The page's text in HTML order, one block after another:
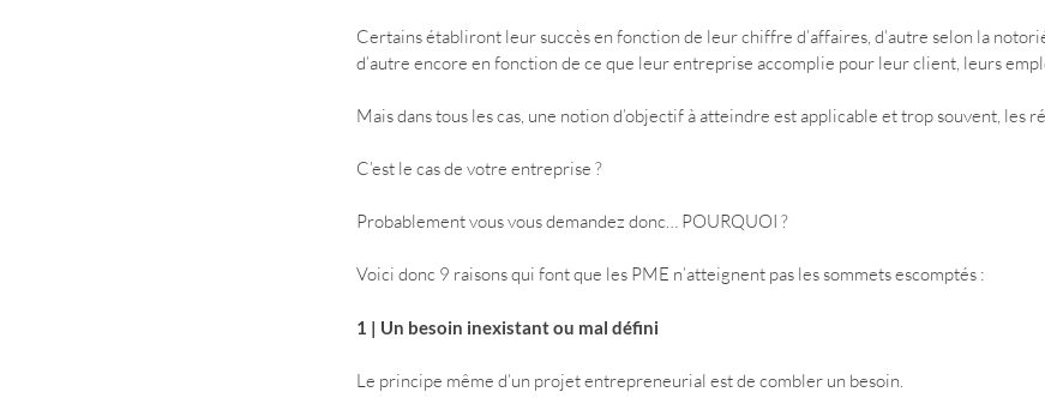
Certains établiront leur succès en fonction de leur chiffre d’affaires, d’autre selon la
d’autre encore en fonction de ce que leur entreprise accomplie pour leur client, leurs
Mais dans tous les cas, une notion d’objectif à atteindre est applicable et trop souvent, les
C’est le cas de votre entreprise ?
Probablement vous vous demandez donc… POURQUOI ?
Voici donc 9 raisons qui font que les PME n’atteignent pas les sommets escomptés :
1 | Un besoin inexistant ou mal défini
Le principe même d’un projet entrepreneurial est de combler un besoin.